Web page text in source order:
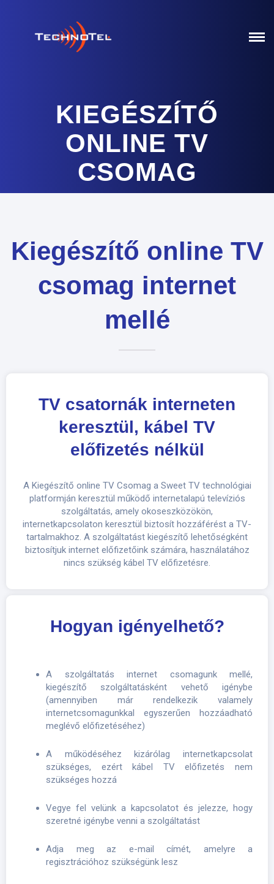
KIEGÉSZÍTŐ
ONLINE TV
CSOMAG
Kiegészítő online TV
csomag internet
mellé
TV csatornák interneten
keresztül, kábel TV
előfizetés nélkül
A Kiegészítő online TV Csomag a Sweet TV technológiai
platformján keresztül működő internetalapú televíziós
szolgáltatás, amely okoseszközökön,
internetkapcsolaton keresztül biztosít hozzáférést a TV-
tartalmakhoz. A szolgáltatást kiegészítő lehetőségként
biztosítjuk internet előfizetőink számára, használatához
nincs szükség kábel TV előfizetésre.
Hogyan igényelhető?
A szolgáltatás internet csomagunk mellé,
kiegészítő szolgáltatásként vehető igénybe
(amennyiben már rendelkezik valamely
internetcsomagunkkal egyszerűen hozzáadható
meglévő előfizetéséhez)
A működéséhez kizárólag internetkapcsolat
szükséges, ezért kábel TV előfizetés nem
szükséges hozzá
Vegye fel velünk a kapcsolatot és jelezze, hogy
szeretné igénybe venni a szolgáltatást
Adja meg az e-mail címét, amelyre a
regisztrációhoz szükségünk lesz